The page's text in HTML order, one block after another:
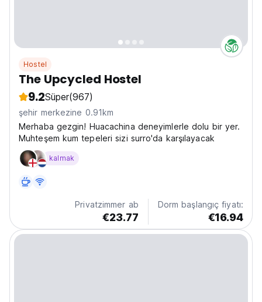
Hostel
The Upcycled Hostel
9.2Süper(967)
şehir merkezine 0.91km
Merhaba gezgin! Huacachina deneyimlerle dolu bir yer.
Muhteşem kum tepeleri sizi surro'da karşılayacak
kalmak
Privatzimmer ab
€23.77
Dorm başlangıç fiyatı:
€16.94